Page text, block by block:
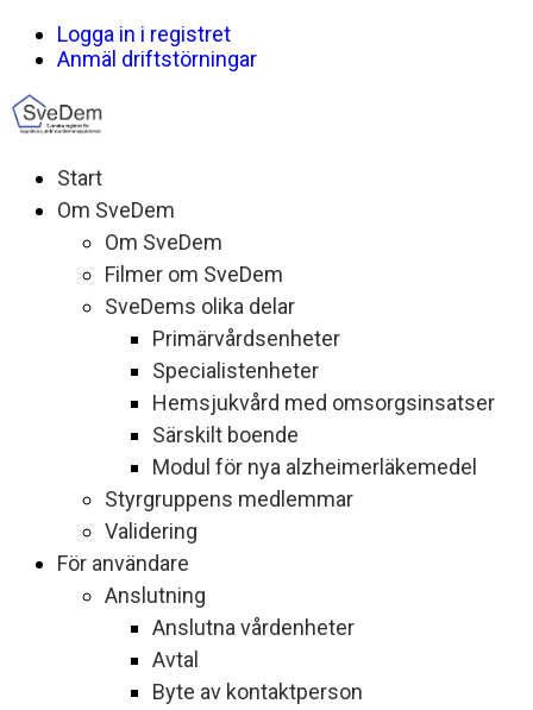
Logga in i registret
Anmäl driftstörningar
Start
Om SveDem
Om SveDem
Filmer om SveDem
SveDems olika delar
Primärvårdsenheter
Specialistenheter
Hemsjukvård med omsorgsinsatser
Särskilt boende
Modul för nya alzheimerläkemedel
Styrgruppens medlemmar
Validering
För användare
Anslutning
Anslutna vårdenheter
Avtal
Byte av kontaktperson